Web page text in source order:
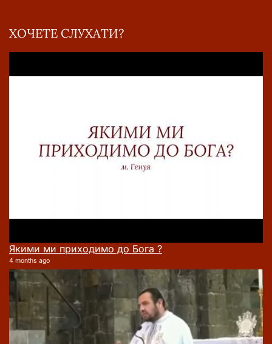
ХОЧЕТЕ СЛУХАТИ?
Якими ми приходимо до Бога ?
4 months ago